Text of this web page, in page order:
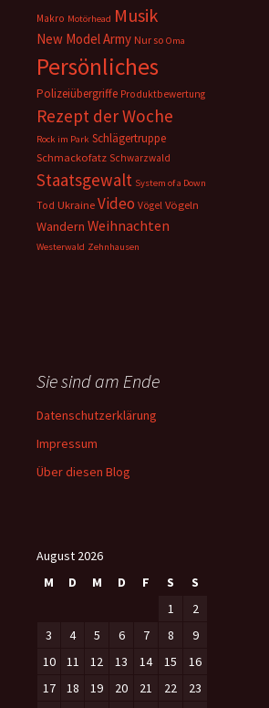
Makro Motörhead Musik
New Model Army Nur so Oma
Persönliches
Polizeiübergriffe Produktbewertung
Rezept der Woche
Rock im Park Schlägertruppe
Schmackofatz Schwarzwald
Staatsgewalt System of a Down
Tod Ukraine Video Vögel Vögeln
Wandern Weihnachten
Westerwald Zehnhausen
Sie sind am Ende
Datenschutzerklärung
Impressum
Über diesen Blog
August 2026
M
D M D F S
S
1
2
3
4 5 6 7 8
9
10
11 12 13 14 15
16
17
18 19 20 21 22
23